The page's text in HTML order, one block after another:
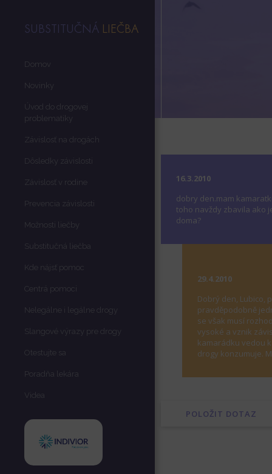
SUBSTITUČNÁ LIEČBA
Domov
Novinky
Úvod do drogovej
problematiky
Závislosť na drogách
Dôsledky závislosti
Závislosť v rodine
Prevencia závislosti
Možnosti liečby
Substitučná liečba
Kde nájsť pomoc
Centrá pomoci
Nelegálne i legálne drogy
Slangové výrazy pre drogy
Otestujte sa
Poradňa lekára
Videa
16.3.2010
dobry den.mam
toho navždy zbavila ako
doma?
29.4.2010
Dobrý den, Lubico,
pravděpodobně
se však musí
vysoké a vznik
kamarádku vedou
drogy konzumuje.
POLOŽIT DOTAZ